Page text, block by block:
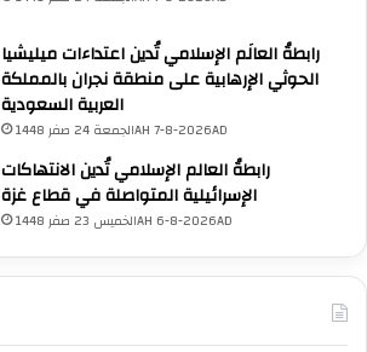
رابطةُ العالَم الإسلامي تُدين اعتداءات ميليشيا
الحوثي الإرهابية على منطقة نجران بالمملكة
العربية السعودية
الجمعة 24 صفر 1448AH 7-8-2026AD
رابطةُ العالم الإسلامي تُدين الانتهاكات
الإسرائيلية المتواصلة في قطاع غزة
الخميس 23 صفر 1448AH 6-8-2026AD